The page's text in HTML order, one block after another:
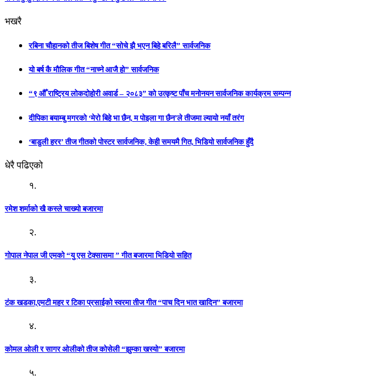
भखरै
रबिना चौहानको तीज बिशेष गीत “सोचे झै भएन बिहे बरिलै” सार्वजनिक
यो बर्ष कै मौलिक गीत “नाच्ने आजै हो” सार्वजनिक
“९ औँ राष्ट्रिय लोकदोहोरी अवार्ड – २०८३” को उत्कृष्ट पाँच मनोनयन सार्वजनिक कार्यक्रम सम्पन्न
दीपिका बयाम्बु मगरको ‘मेरो बिहे भा छैन, म पोइला गा छैन’ले तीजमा ल्यायो नयाँ तरंग
‘बाडुली हरर’ तीज गीतको पोस्टर सार्वजनिक, केही समयमै गित, भिडियो सार्वजनिक हुँदै
धेरै पढिएको
१.
रमेश शर्माको खै कस्ले चाख्यो बजारमा
२.
गोपाल नेपाल जी एमको “यु एस टेक्सासमा ” गीत बजारमा भिडियो सहित
३.
टंक खडका,एमटी महर र टिका प्रसाईको स्वरमा तीज गीत “पाच दिन भात खादिन” बजारमा
४.
कोमल ओली र सागर ओलीको तीज कोसेली “झुम्का खस्यो” बजारमा
५.